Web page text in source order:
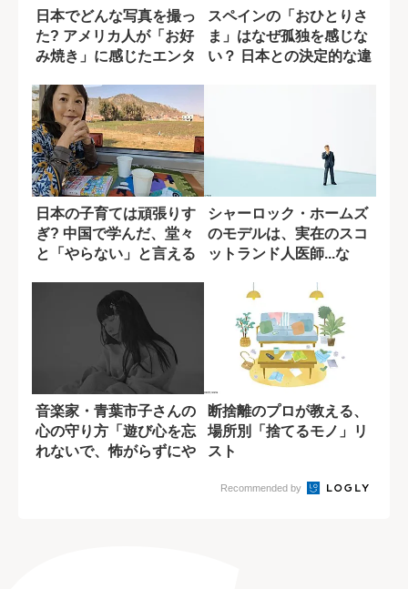
日本でどんな写真を撮っ
た? アメリカ人が「お好
み焼き」に感じたエンタ
スペインの「おひとりさ
ま」はなぜ孤独を感じな
い？ 日本との決定的な違
日本の子育ては頑張りす
ぎ? 中国で学んだ、堂々
と「やらない」と言える
シャーロック・ホームズ
のモデルは、実在のスコ
ットランド人医師...な
音楽家・青葉市子さんの
心の守り方「遊び心を忘
れないで、怖がらずにや
断捨離のプロが教える、
場所別「捨てるモノ」リ
スト
Recommended by